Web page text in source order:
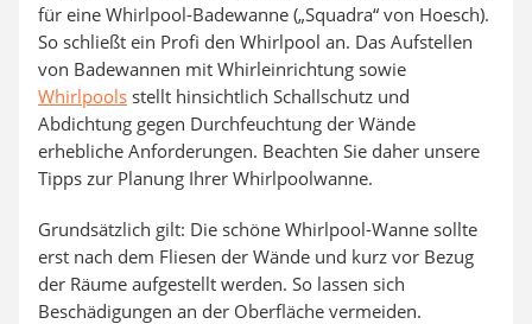
für eine Whirlpool-Badewanne („Squadra“ von Hoesch).
So schließt ein Profi den Whirlpool an. Das Aufstellen
von Badewannen mit Whirleinrichtung sowie
Whirlpools stellt hinsichtlich Schallschutz und
Abdichtung gegen Durchfeuchtung der Wände
erhebliche Anforderungen. Beachten Sie daher unsere
Tipps zur Planung Ihrer Whirlpoolwanne.
Grundsätzlich gilt: Die schöne Whirlpool-Wanne sollte
erst nach dem Fliesen der Wände und kurz vor Bezug
der Räume aufgestellt werden. So lassen sich
Beschädigungen an der Oberfläche vermeiden.